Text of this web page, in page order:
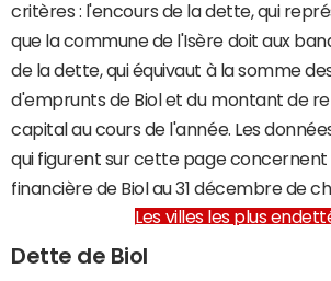
critères : l'encours de la dette, qui
que la commune de l'Isère doit aux
de la dette, qui équivaut à la somme
d'emprunts de Biol et du montant de
capital au cours de l'année. Les
qui figurent sur cette page concernent
financière de Biol au 31 décembre de
Les villes les plus
Dette de Biol